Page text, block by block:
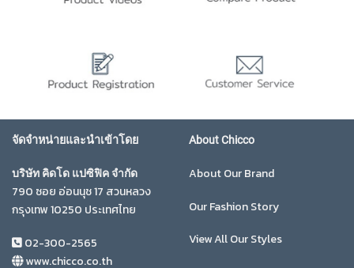
จัดจำหน่ายและนำเข้าโดย
บริษัท คิดโด แปซิฟิค จำกัด
790 ซอย อ่อนนุช 17 สวนหลวง
กรุงเทพ 10250 ประเทศไทย
02-300-2565
www.chicco.co.th
About Chicco
About Our Brand
Our Fashion Story
View All Our Styles